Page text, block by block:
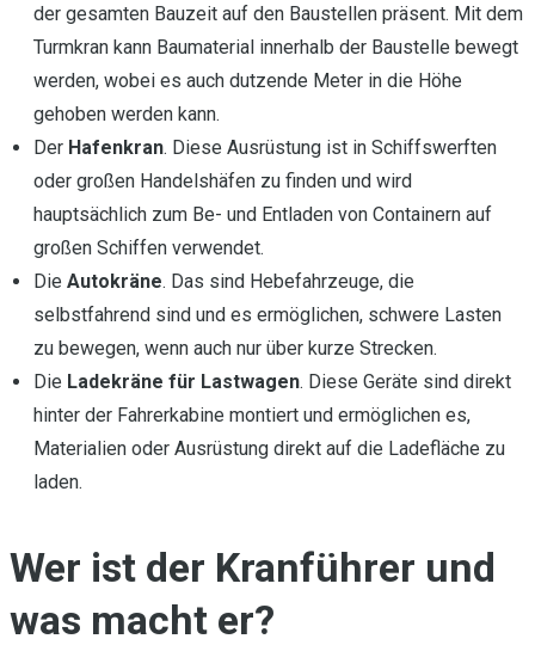
der gesamten Bauzeit auf den Baustellen präsent. Mit dem
Turmkran kann Baumaterial innerhalb der Baustelle bewegt
werden, wobei es auch dutzende Meter in die Höhe
gehoben werden kann.
Der Hafenkran. Diese Ausrüstung ist in Schiffswerften
oder großen Handelshäfen zu finden und wird
hauptsächlich zum Be- und Entladen von Containern auf
großen Schiffen verwendet.
Die Autokräne. Das sind Hebefahrzeuge, die
selbstfahrend sind und es ermöglichen, schwere Lasten
zu bewegen, wenn auch nur über kurze Strecken.
Die Ladekräne für Lastwagen. Diese Geräte sind direkt
hinter der Fahrerkabine montiert und ermöglichen es,
Materialien oder Ausrüstung direkt auf die Ladefläche zu
laden.
Wer ist der Kranführer und
was macht er?